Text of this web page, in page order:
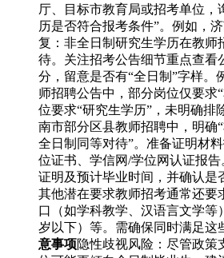
厅、目标市教育局或招考单位，
历是否符合报考条件”。例如，
复：非全日制研究生学历在教师
待。关注招考公告细节重点查看
分，留意是否有“全日制”字样。
师招聘公告中，部分岗位仅要求
位要求“研究生学历”，未明确排
南市部分区县教师招聘中，明确
全日制同等对待”。准备证明材
位证书、学信网/学位网认证报
证明及预计毕业时间，并确认是
其他潜在要求教师招考通常还要
口（如学科教学、汉语言文学等
岁以下）等。需确保同时满足这
意事项隐性歧视风险：尽管政策